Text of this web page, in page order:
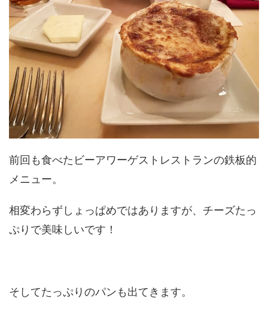
前回も食べたビーアワーゲストレストランの鉄板的
メニュー。
相変わらずしょっぱめではありますが、チーズたっ
ぷりで美味しいです！
そしてたっぷりのパンも出てきます。